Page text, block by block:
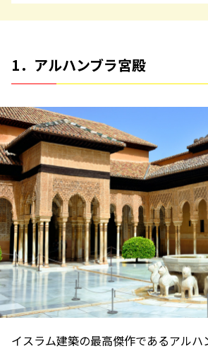
1．アルハンブラ宮殿
イスラム建築の最高傑作であるアル